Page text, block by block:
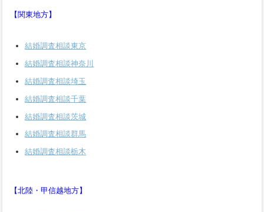
【関東地方】
結婚調査相談東京
結婚調査相談神奈川
結婚調査相談埼玉
結婚調査相談千葉
結婚調査相談茨城
結婚調査相談群馬
結婚調査相談栃木
【北陸・甲信越地方】